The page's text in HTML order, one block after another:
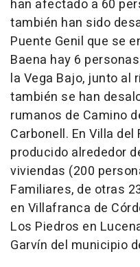
han afectado a 60
también han sido
Puente Genil que se
Baena hay 6
la Vega Bajo, junto al
también se han
rumanos de Camino
Carbonell. En Villa del
producido alrededor
viviendas (200
Familiares, de otras
en Villafranca de
Los Piedros en
Garvín del municipio